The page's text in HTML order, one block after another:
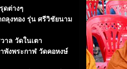
ดต่างๆ
ลุงทอง รุ่น ศรีวิชัยนาม
าล วัดในเตา
พังพระกาฬ วัดคอหงษ์